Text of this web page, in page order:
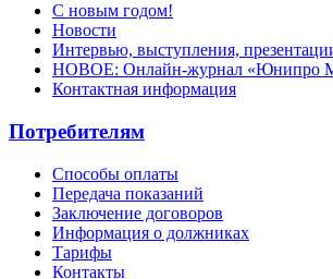
С новым годом!
Новости
Интервью, выступления,
НОВОЕ: Онлайн-журнал «Юнипро
Контактная информация
Потребителям
Способы оплаты
Передача показаний
Заключение договоров
Информация о должниках
Тарифы
Контакты